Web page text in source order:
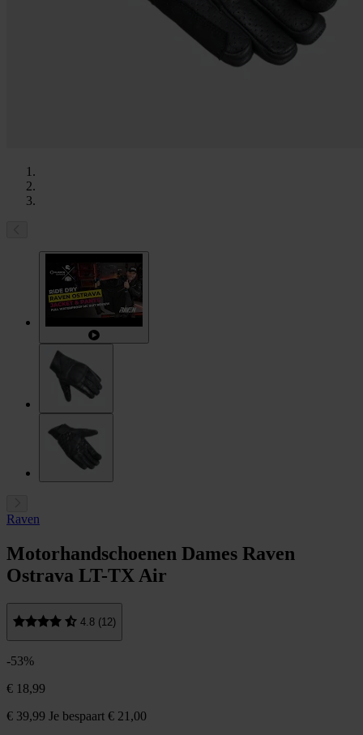
Raven
Motorhandschoenen Dames Raven
Ostrava LT-TX Air
4.8 (12)
-53%
€ 18,99
€ 39,99 Je bespaart € 21,00